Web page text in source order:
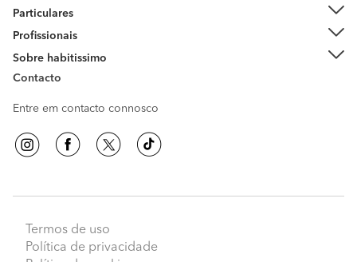
Particulares
Profissionais
Sobre habitissimo
Contacto
Entre em contacto connosco
Termos de uso
Política de privacidade